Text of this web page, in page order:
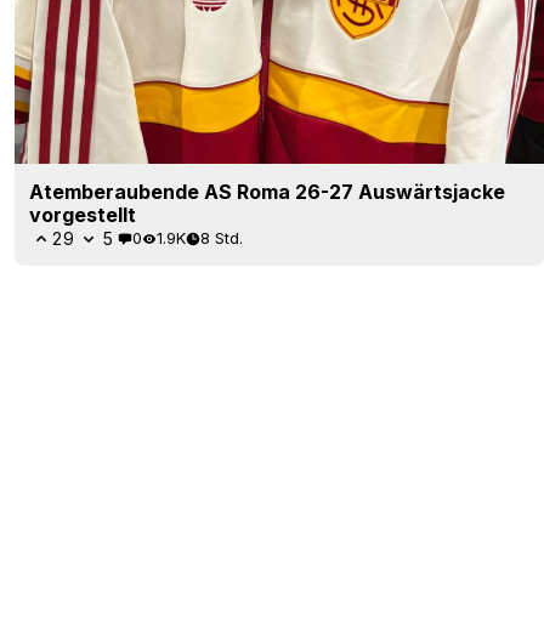
Atemberaubende AS Roma 26-27 Auswärtsjacke
vorgestellt
29 5 0 1.9K 8 Std.